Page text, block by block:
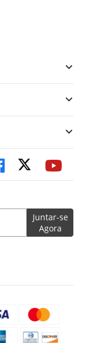
Juntar-se
Agora